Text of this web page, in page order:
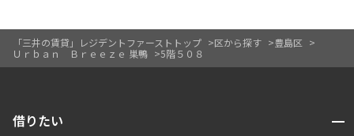
「三井の賃貸」レジデントファーストトップ 区から探す
豊島区
Ｕｒｂａｎ Ｂｒｅｅｚｅ 巣鴨
5階５０８
借りたい 開閉